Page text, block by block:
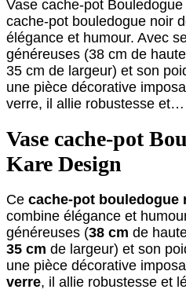
Vase cache-pot
cache-pot bouledogue noir
élégance et humour. Avec
généreuses (38 cm de
35 cm de largeur) et son
une pièce décorative
verre, il allie robustesse et…
Vase cache-pot
Kare Design
Ce cache-pot bouledogue
combine élégance et
généreuses (38 cm de
35 cm de largeur) et son
une pièce décorative
verre, il allie robustesse et